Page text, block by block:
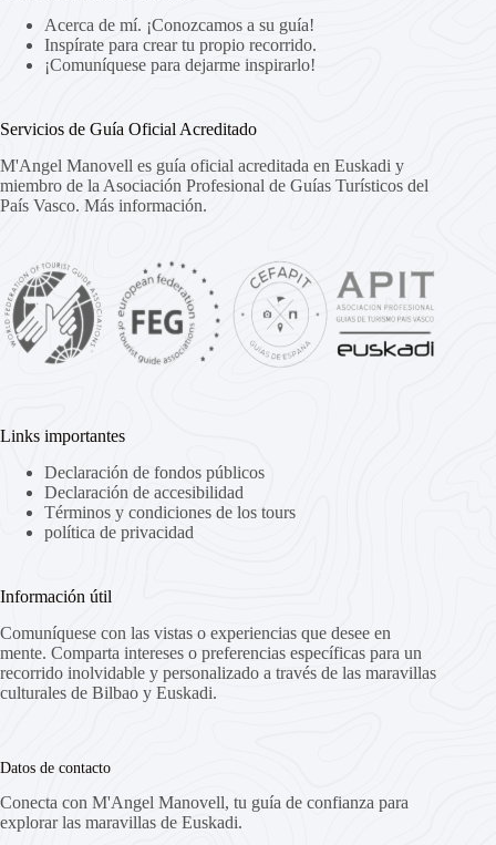
Acerca de mí. ¡Conozcamos a su guía!
Inspírate para crear tu propio recorrido.
¡Comuníquese para dejarme inspirarlo!
Servicios de Guía Oficial Acreditado
M'Angel Manovell es guía oficial acreditada en Euskadi y
miembro de la Asociación Profesional de Guías Turísticos del
País Vasco. Más información.
Links importantes
Declaración de fondos públicos
Declaración de accesibilidad
Términos y condiciones de los tours
política de privacidad
Información útil
Comuníquese con las vistas o experiencias que desee en
mente. Comparta intereses o preferencias específicas para un
recorrido inolvidable y personalizado a través de las maravillas
culturales de Bilbao y Euskadi.
Datos de contacto
Conecta con M'Angel Manovell, tu guía de confianza para
explorar las maravillas de Euskadi.